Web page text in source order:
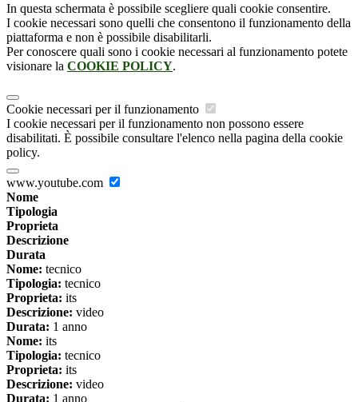
In questa schermata è possibile scegliere quali cookie consentire.
I cookie necessari sono quelli che consentono il funzionamento della
piattaforma e non è possibile disabilitarli.
Per conoscere quali sono i cookie necessari al funzionamento potete
visionare la COOKIE POLICY.
Cookie necessari per il funzionamento
I cookie necessari per il funzionamento non possono essere
disabilitati. È possibile consultare l'elenco nella pagina della cookie
policy.
www.youtube.com
Nome
Tipologia
Proprieta
Descrizione
Durata
Nome: tecnico
Tipologia: tecnico
Proprieta: its
Descrizione: video
Durata: 1 anno
Nome: its
Tipologia: tecnico
Proprieta: its
Descrizione: video
Durata: 1 anno